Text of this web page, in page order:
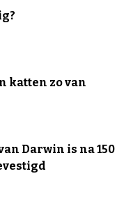
katten zo van
Darwin is na 150